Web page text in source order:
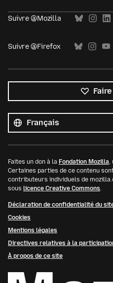
Suivre @Mozilla
Suivre @Firefox
les
langues
Langue
Faites un don à la Fondation Mozilla,
Certaines parties de ce contenu
contributeurs individuels de
sous licence Creative Commons.
Déclaration de confidentialité du
Cookies
Mentions légales
Directives relatives à la
À propos de ce site